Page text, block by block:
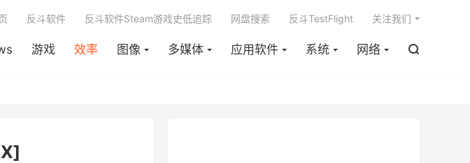
游戏 效率 图像 多媒体 应用软件 系统 网络 
反斗软件 反斗软件Steam游戏史低追踪 网盘搜索 反斗TestFlight 关注我们